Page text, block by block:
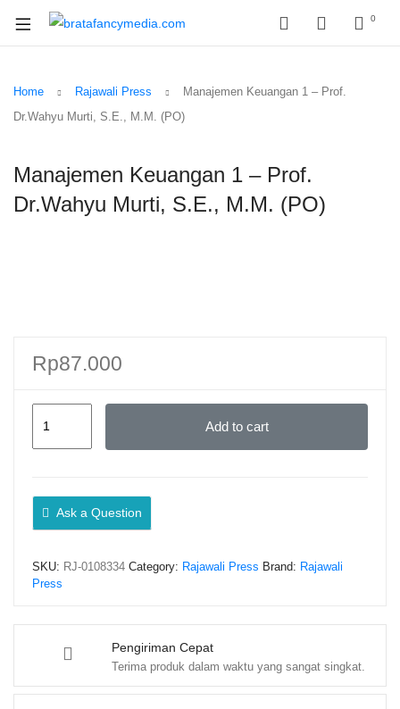
0
Home Rajawali Press
Manajemen Keuangan 1 – Prof.
Dr.Wahyu Murti, S.E., M.M. (PO)
Manajemen Keuangan 1 – Prof.
Dr.Wahyu Murti, S.E., M.M. (PO)
Pengiriman Cepat
Terima produk dalam waktu yang sangat singkat.
Rp87.000
Prof.
Dr.Wahyu
S.E.,
(PO)
quantity
Add to cart
Ask a Question
SKU: RJ-0108334 Category: Rajawali Press Brand: Rajawali
Press